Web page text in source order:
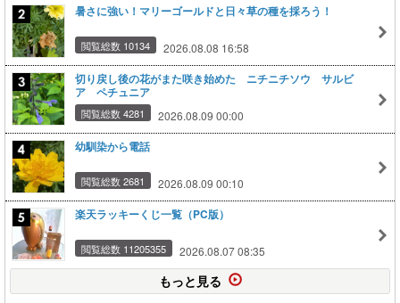
暑さに強い！マリーゴールドと日々草の種を採ろう！
閲覧総数 10134 2026.08.08 16:58
切り戻し後の花がまた咲き始めた ニチニチソウ サルビ
ア ペチュニア
閲覧総数 4281 2026.08.09 00:00
幼馴染から電話
閲覧総数 2681 2026.08.09 00:10
楽天ラッキーくじ一覧（PC版）
閲覧総数 11205355 2026.08.07 08:35
もっと見る